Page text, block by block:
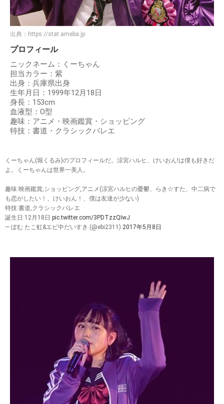
出典： https://stat.ameba.jp
プロフィール
ニックネーム：くーちゃん
担当カラー：紫
出身：兵庫県出身
生年月日：1999年12月18日
身長：153cm
血液型：O型
趣味：アニメ・映画鑑賞・ショッピング
特技：書道・クラシックバレエ
くーちゃん(堀くるみ)のプロフィールだ。涼宮ハルヒ、けいおん!は僕も好きだ
よ。くーちゃんは世界一美人。
趣味:映画鑑賞,ショッピング,アニメ(涼宮ハルヒの憂鬱、らき☆すた、中二病で
も恋がしたい！、けいおん！、僕は友達が少ない)
特技:書道,クラシックバレエ
誕生日:12月18日 pic.twitter.com/3PDTzzQIwJ
— ぽむ たこ虹&エビ中だいすき (@ebi2311) 2017年5月8日